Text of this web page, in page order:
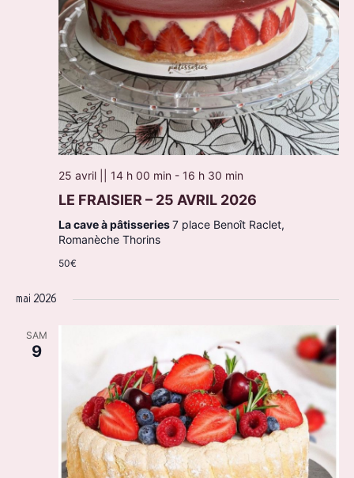
25 avril || 14 h 00 min - 16 h 30 min
LE FRAISIER – 25 AVRIL 2026
La cave à pâtisseries7 place Benoît Raclet,
Romanèche Thorins
50€
mai 2026
SAM
9